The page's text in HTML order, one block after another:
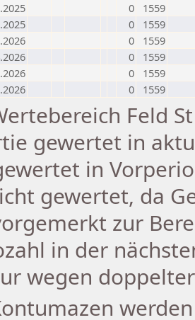
0
1559
0
1559
0
1559
0
1559
0
1559
0 1559
Feld
gewertet in
in
gewertet, da
zur
in der
wegen